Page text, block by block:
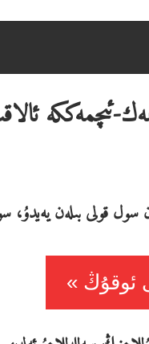
ئىچمەككە
قولى بىلەن يەيدۇ،
ئوقۇڭ